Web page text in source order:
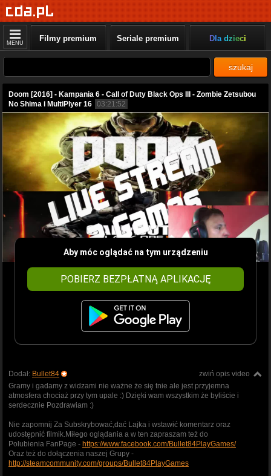
MENU Filmy premium Seriale premium Dla dzieci
szukaj
Doom [2016] - Kampania 6 - Call of Duty Black Ops III - Zombie Zetsubou
No Shima i MultiPlyer 16 03:21:52
Aby móc oglądać na tym urządzeniu
POBIERZ BEZPŁATNĄ APLIKACJĘ
zwiń opis video
Dodał: Bullet84
Gramy i gadamy z widzami nie ważne że się tnie ale jest przyjemna
atmosfera chociaż przy tym upale :) Dzięki wam wszystkim że byliście i
serdecznie Pozdrawiam :)
Nie zapomnij Za Subskrybować,dać Lajka i wstawić komentarz oraz
udostępnić filmik.Miłego oglądania a w ten zapraszam też do
Polubienia FanPage - https://www.facebook.com/Bullet84PlayGames/
Oraz też do dołączenia naszej Grupy -
http://steamcommunity.com/groups/Bullet84PlayGames